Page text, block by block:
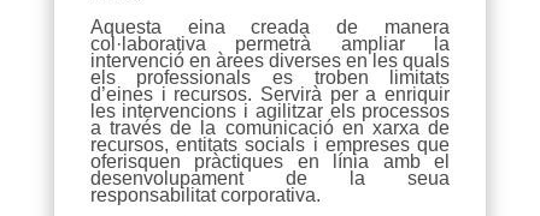
Aquesta eina creada de manera
col·laborativa permetrà ampliar la
intervenció en àrees diverses en les quals
els professionals es troben limitats
d’eines i recursos. Servirà per a enriquir
les intervencions i agilitzar els processos
a través de la comunicació en xarxa de
recursos, entitats socials i empreses que
oferisquen pràctiques en línia amb el
desenvolupament de la seua
responsabilitat corporativa.